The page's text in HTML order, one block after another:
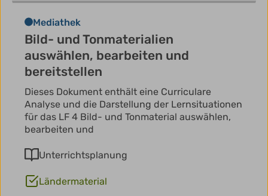
Mediathek
Bild- und Tonmaterialien
auswählen, bearbeiten und
bereitstellen
Dieses Dokument enthält eine Curriculare
Analyse und die Darstellung der Lernsituationen
für das LF 4 Bild- und Tonmaterial auswählen,
bearbeiten und
Unterrichtsplanung
Ländermaterial